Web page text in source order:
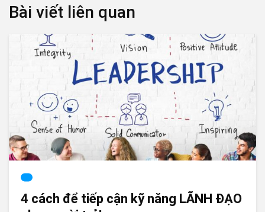
Bài viết liên quan
4 cách để tiếp cận kỹ năng LÃNH ĐẠO